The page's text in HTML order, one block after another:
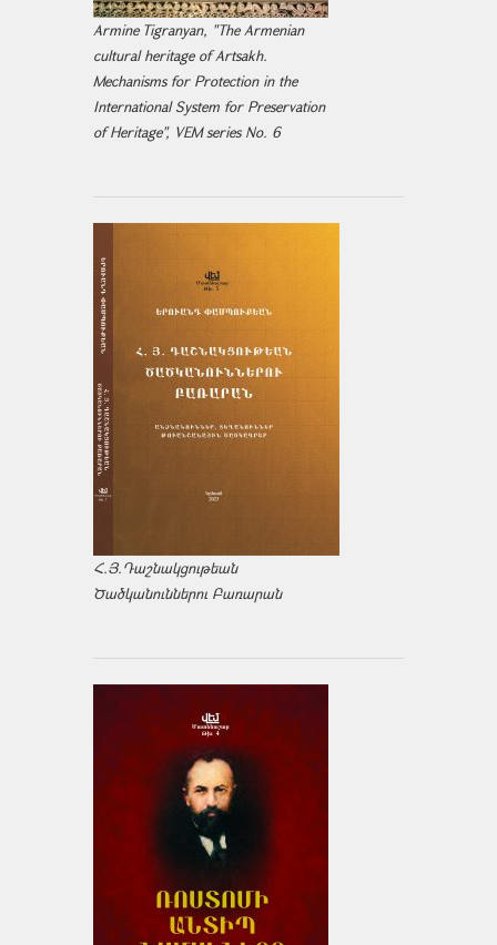
Armine Tigranyan, "The Armenian
cultural heritage of Artsakh.
Mechanisms for Protection in the
International System for Preservation
of Heritage", VEM series No. 6
Հ.Յ.Դաշնակցութեան
Ծածկանուններու Բառարան